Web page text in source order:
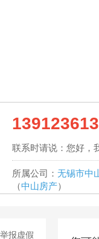
联系时请说：您好，
所属公司： 无锡市中
（中山房产）
报虚假